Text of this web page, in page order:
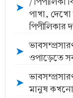
➤ পাখা,
পিপীলিকার
➤ ওপাড়েতে
➤ মানুষ কখনো